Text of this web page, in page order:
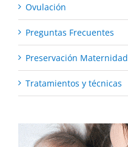
Ovulación
Preguntas Frecuentes
Preservación Maternidad
Tratamientos y técnicas